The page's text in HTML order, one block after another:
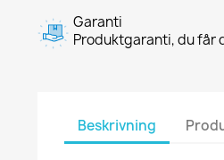
Garanti
Produktgaranti, du får
Beskrivning